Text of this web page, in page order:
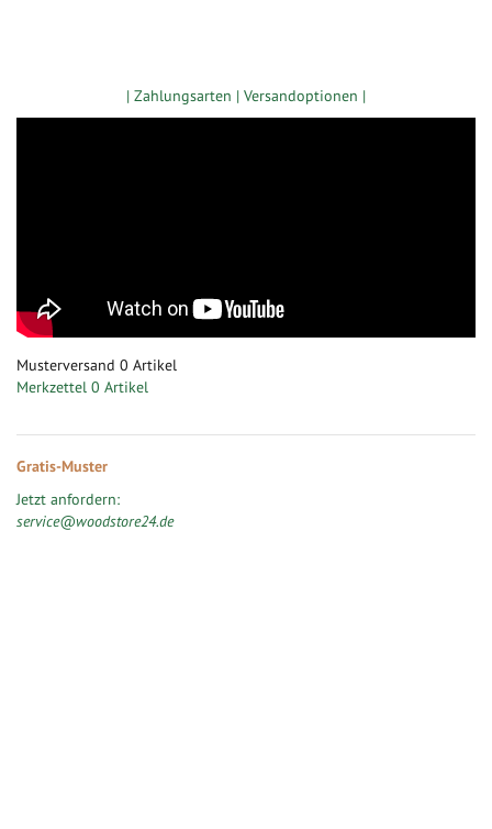
| Zahlungsarten | Versandoptionen |
Musterversand 0 Artikel
Merkzettel 0 Artikel
Gratis-Muster
Jetzt anfordern:
service@woodstore24.de